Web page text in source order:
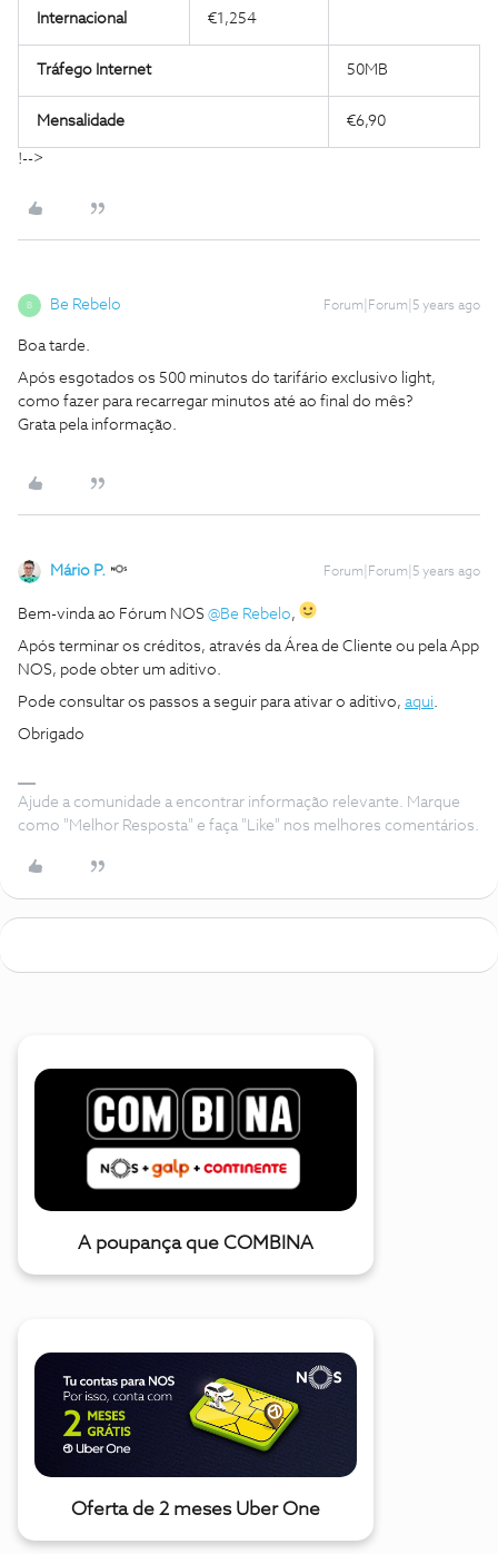
Internacional €1,254
Tráfego Internet 50MB
Mensalidade €6,90
!-->
B Be Rebelo Forum|Forum|5 years ago
Boa tarde.
Após esgotados os 500 minutos do tarifário exclusivo light,
como fazer para recarregar minutos até ao final do mês?
Grata pela informação.
Mário P. Forum|Forum|5 years ago
Bem-vinda ao Fórum NOS @Be Rebelo,
Após terminar os créditos, através da Área de Cliente ou pela App
NOS, pode obter um aditivo.
Pode consultar os passos a seguir para ativar o aditivo, aqui.
Obrigado
Ajude a comunidade a encontrar informação relevante. Marque
como "Melhor Resposta" e faça "Like" nos melhores comentários.
A poupança que COMBINA
Oferta de 2 meses Uber One